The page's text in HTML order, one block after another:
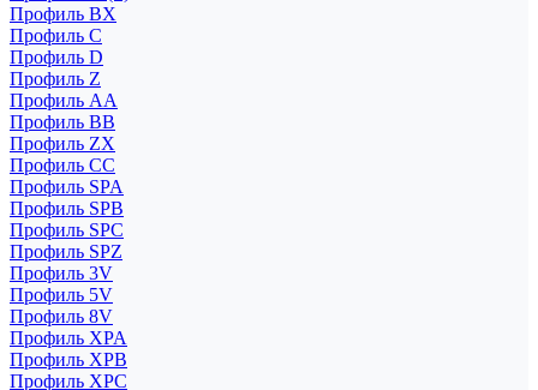
Профиль BX
Профиль C
Профиль D
Профиль Z
Профиль АА
Профиль BB
Профиль ZX
Профиль CC
Профиль SPA
Профиль SPB
Профиль SPC
Профиль SPZ
Профиль 3V
Профиль 5V
Профиль 8V
Профиль XPA
Профиль XPB
Профиль XPC